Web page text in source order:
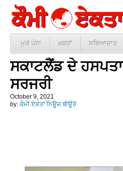
ਮੁਖੱ ਪੰਨਾ ਖ਼ਬਰਾਂ ਸਭਿਆਚਾਰ
ਸਕਾਟਲੈਂਡ ਦੇ
ਸਰਜਰੀ
October 9, 2021
by: ਕੌਮੀ ਏਕਤਾ ਨਿਊਜ਼ ਬੀਊਰੋ